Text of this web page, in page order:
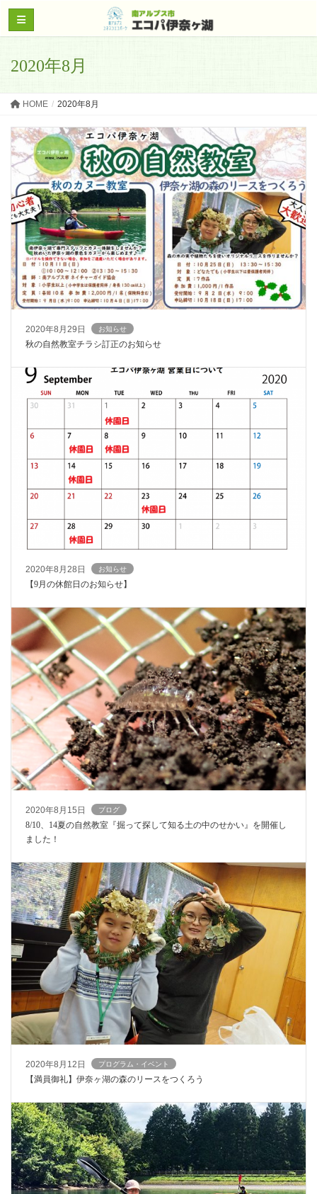
2020年8月
HOME 2020年8月
2020年8月29日 お知らせ
秋の自然教室チラシ訂正のお知らせ
2020年8月28日 お知らせ
【9月の休館日のお知らせ】
2020年8月15日 ブログ
8/10、14夏の自然教室『掘って探して知る土の中のせかい』を開催し
ました！
2020年8月12日 プログラム・イベント
【満員御礼】伊奈ヶ湖の森のリースをつくろう